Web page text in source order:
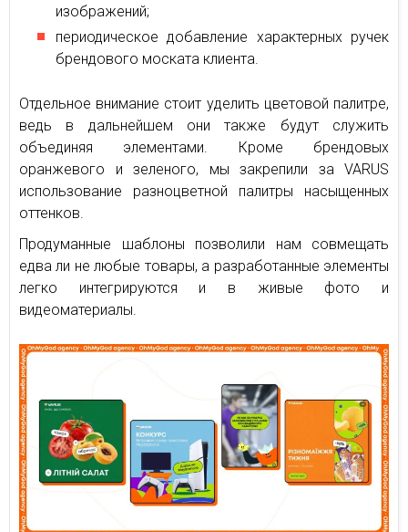
изображений;
периодическое добавление характерных ручек
брендового моската клиента.
Отдельное внимание стоит уделить цветовой палитре,
ведь в дальнейшем они также будут служить
объединяя элементами. Кроме брендовых
оранжевого и зеленого, мы закрепили за VARUS
использование разноцветной палитры насыщенных
оттенков.
Продуманные шаблоны позволили нам совмещать
едва ли не любые товары, а разработанные элементы
легко интегрируются и в живые фото и
видеоматериалы.